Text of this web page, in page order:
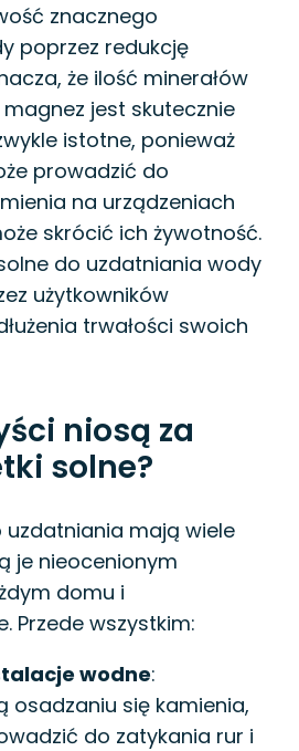
znacznego
poprzez redukcję
że ilość minerałów
jest skutecznie
istotne, ponieważ
prowadzić do
na urządzeniach
skrócić ich żywotność.
do uzdatniania wody
użytkowników
trwałości swoich
niosą za
solne?
uzdatniania mają wiele
je nieocenionym
domu i
Przede wszystkim:
wodne:
osadzaniu się kamienia,
do zatykania rur i